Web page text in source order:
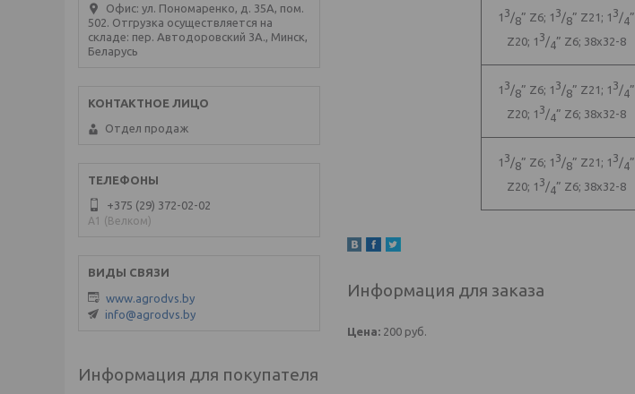
1 3/8” Z6; 1 3/8” Z21; 1 3/4”
Z20; 1 3/4” Z6; 38x32-8
1 3/8” Z6; 1 3/8” Z21; 1 3/4”
Z20; 1 3/4” Z6; 38x32-8
1 3/8” Z6; 1 3/8” Z21; 1 3/4”
Z20; 1 3/4” Z6; 38x32-8
Информация для заказа
Цена: 200 руб.
Офис: ул. Пономаренко, д. 35А, пом.
502. Отгрузка осуществляется на
складе: пер. Автодоровский 3А., Минск,
Беларусь
Отдел продаж
+375 (29) 372-02-02
A1 (Велком)
www.agrodvs.by
info@agrodvs.by
Информация для покупателя